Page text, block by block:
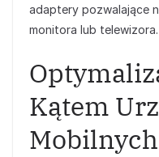
adaptery pozwalające
monitora lub telewizora.
Kątem
Mobilnych